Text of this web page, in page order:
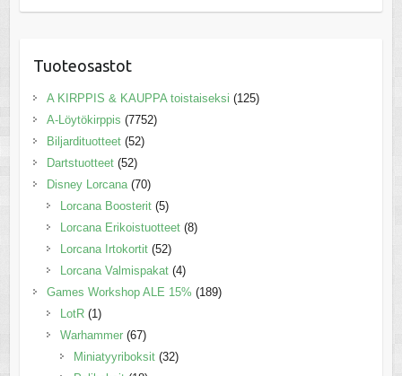
Tuoteosastot
A KIRPPIS & KAUPPA toistaiseksi (125)
A-Löytökirppis (7752)
Biljardituotteet (52)
Dartstuotteet (52)
Disney Lorcana (70)
Lorcana Boosterit (5)
Lorcana Erikoistuotteet (8)
Lorcana Irtokortit (52)
Lorcana Valmispakat (4)
Games Workshop ALE 15% (189)
LotR (1)
Warhammer (67)
Miniatyyriboksit (32)